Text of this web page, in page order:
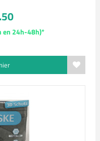
en 24h-48h)*